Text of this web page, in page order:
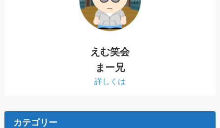
えむ笑会
まー兄
詳しくは
カテゴリー